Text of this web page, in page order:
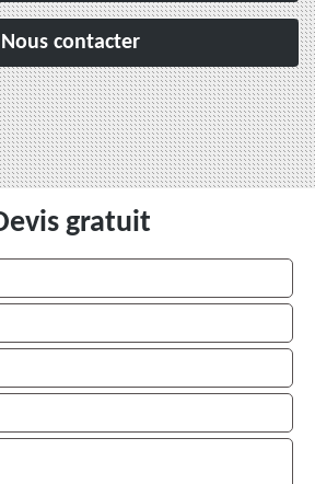
Nous contacter
gratuit